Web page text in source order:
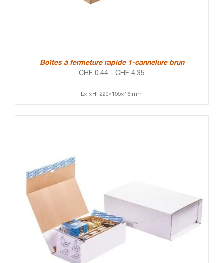
Boîtes à fermeture rapide 1-cannelure brun
CHF 0.44 - CHF 4.35
L×l×H: 220×155×16 mm